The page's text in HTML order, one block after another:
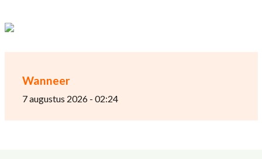
Wanneer
7 augustus 2026 - 02:24